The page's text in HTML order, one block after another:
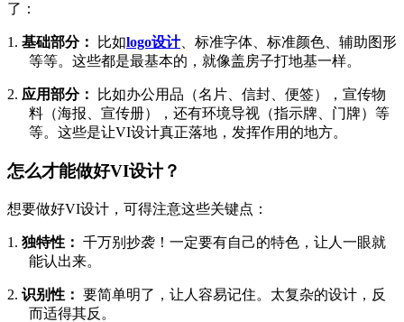
了：
1. 基础部分： 比如logo设计、标准字体、标准颜色、辅助图形
等等。这些都是最基本的，就像盖房子打地基一样。
2. 应用部分：
比如办公用品（名片、信封、便签），宣传物
料（海报、宣传册），还有环境导视（指示牌、门牌）等
等。这些是让VI设计真正落地，发挥作用的地方。
怎么才能做好VI设计？
想要做好VI设计，可得注意这些关键点：
1. 独特性： 千万别抄袭！一定要有自己的特色，让人一眼就
能认出来。
2. 识别性： 要简单明了，让人容易记住。太复杂的设计，反
而适得其反。